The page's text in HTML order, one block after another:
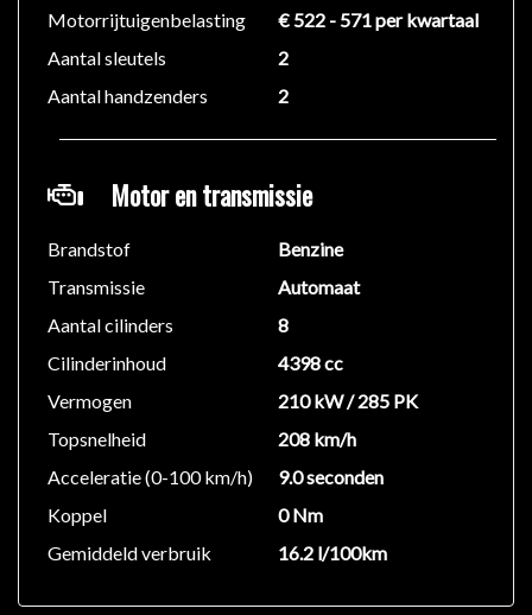
Voor meer informatie kunt u buiten openingstijden
informatie in deze advertentie correct weer te geven.
de verstrekte informatie in de advertentie. Vertrouw
niet alleen op deze informatie maar controleer altijd
zelf de zaken welke voor jou belangrijk zijn en je
op met de verkoper voor aanvullende vragen.
Motorrijtuigenbelasting
€ 522 - 571 per kwartaal
Aantal sleutels
2
Aantal handzenders
2
Motor en transmissie
Brandstof
Benzine
Transmissie
Automaat
Aantal cilinders
8
Cilinderinhoud
4398 cc
Vermogen
210 kW / 285 PK
Topsnelheid
208 km/h
Acceleratie (0-100 km/h)
9.0 seconden
Koppel
0 Nm
Gemiddeld verbruik
16.2 l/100km